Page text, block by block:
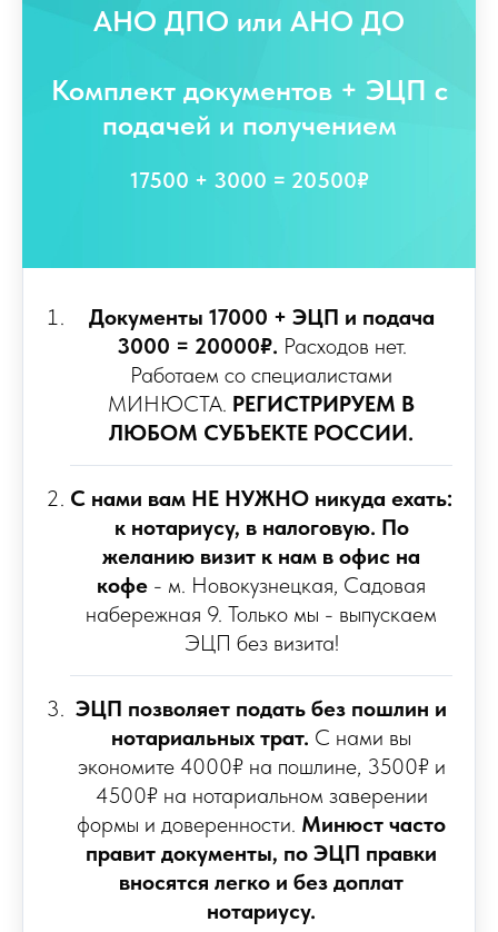
АНО ДПО или АНО ДО
Комплект документов + ЭЦП с
подачей и получением
17500 + 3000 = 20500₽
Документы 17000 + ЭЦП и подача
3000 = 20000₽. Расходов нет.
Работаем со специалистами
МИНЮСТА. РЕГИСТРИРУЕМ В
ЛЮБОМ СУБЪЕКТЕ РОССИИ.
С нами вам НЕ НУЖНО никуда ехать:
к нотариусу, в налоговую. По
желанию визит к нам в офис на
кофе - м. Новокузнецкая, Садовая
набережная 9. Только мы - выпускаем
ЭЦП без визита!
ЭЦП позволяет подать без пошлин и
нотариальных трат. С нами вы
экономите 4000₽ на пошлине, 3500₽ и
4500₽ на нотариальном заверении
формы и доверенности. Минюст часто
правит документы, по ЭЦП правки
вносятся легко и без доплат
нотариусу.